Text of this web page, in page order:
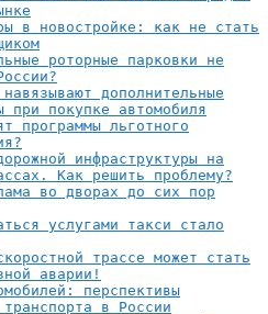
в новостройке: как не стать
роторные парковки не
дополнительные
при покупке автомобиля
программы льготного
инфраструктуры на
Как решить проблему?
во дворах до сих пор
услугами такси стало
трассе может стать
аварии!
перспективы
транспорта в России